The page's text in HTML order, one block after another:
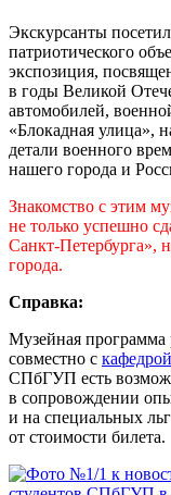
Экскурсанты
патриотического
экспозиция,
в годы Великой
автомобилей,
«Блокадная улица»,
детали военного
нашего города и
Знакомство с этим
не только успешно
Санкт-Петербурга»,
города.
Справка:
Музейная программа
совместно с
СПбГУП есть
в сопровождении
и на специальных
от стоимости билета.